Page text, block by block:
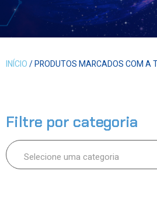
INÍCIO/ PRODUTOS MARCADOS COM A
Filtre por categoria
Selecione uma categoria